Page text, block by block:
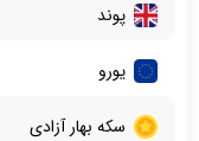
پوند
یورو
سکه بهار آزادی